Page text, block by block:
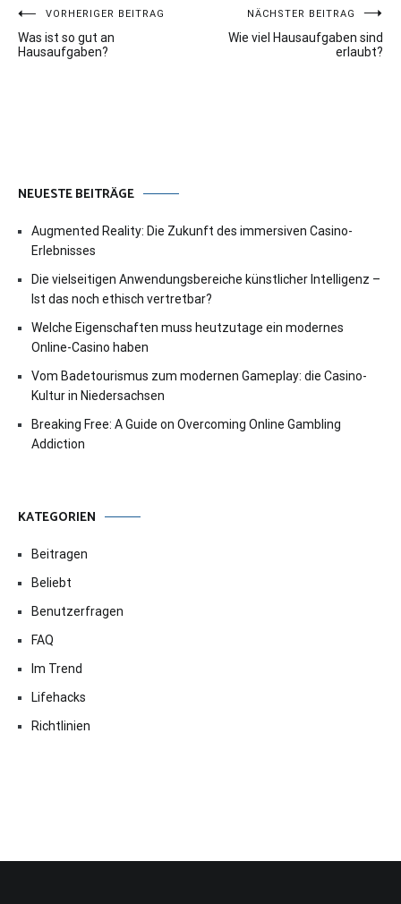
Beitragsnavigation
VORHERIGER BEITRAG
Was ist so gut an
Hausaufgaben?
NÄCHSTER BEITRAG
Wie viel Hausaufgaben sind
erlaubt?
NEUESTE BEITRÄGE
Augmented Reality: Die Zukunft des immersiven Casino-
Erlebnisses
Die vielseitigen Anwendungsbereiche künstlicher Intelligenz –
Ist das noch ethisch vertretbar?
Welche Eigenschaften muss heutzutage ein modernes
Online-Casino haben
Vom Badetourismus zum modernen Gameplay: die Casino-
Kultur in Niedersachsen
Breaking Free: A Guide on Overcoming Online Gambling
Addiction
KATEGORIEN
Beitragen
Beliebt
Benutzerfragen
FAQ
Im Trend
Lifehacks
Richtlinien